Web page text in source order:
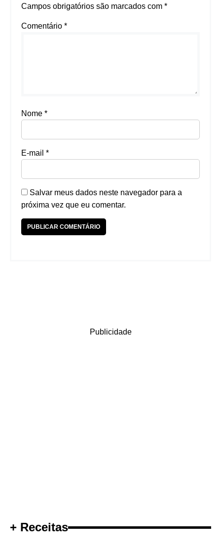
Campos obrigatórios são marcados com *
Comentário *
Nome *
E-mail *
Salvar meus dados neste navegador para a
próxima vez que eu comentar.
Publicidade
+ Receitas